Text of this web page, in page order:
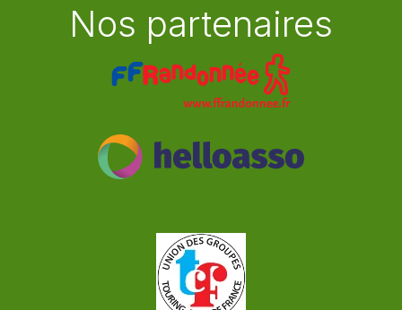
Nos partenaires